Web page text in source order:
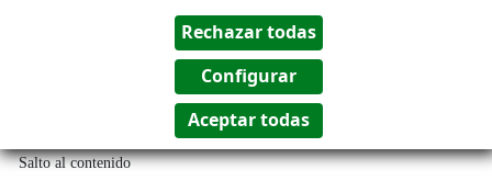
Salto al contenido